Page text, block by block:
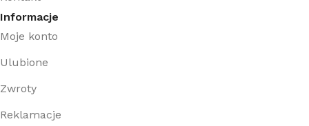
Informacje
Moje konto
Ulubione
Zwroty
Reklamacje